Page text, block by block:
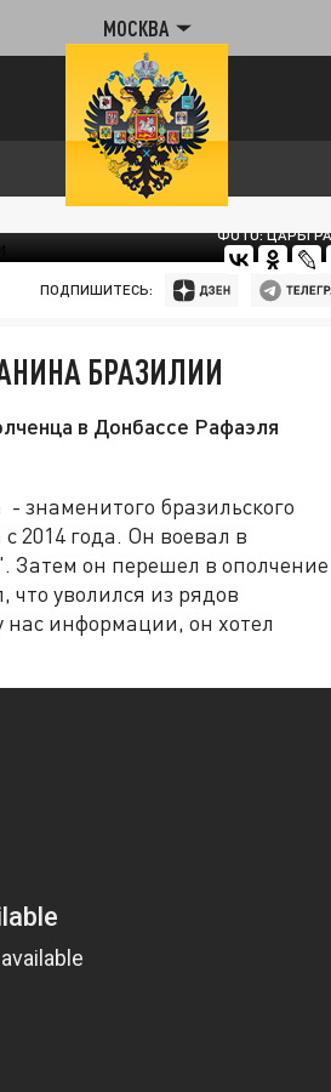
МОСКВА
ФОТО:
ПОДПИШИТЕСЬ:
БРАЗИЛИИ
в Донбассе Рафаэля
знаменитого бразильского
2014 года. Он воевал в
Затем он перешел в ополчение
что уволился из рядов
информации, он хотел